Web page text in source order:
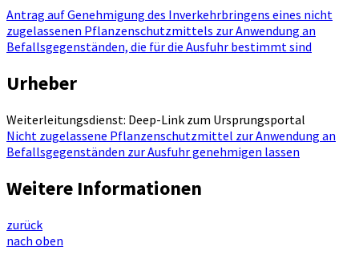
Antrag auf Genehmigung des Inverkehrbringens eines nicht
zugelassenen Pflanzenschutzmittels zur Anwendung an
Befallsgegenständen, die für die Ausfuhr bestimmt sind
Urheber
Weiterleitungsdienst: Deep-Link zum Ursprungsportal
Nicht zugelassene Pflanzenschutzmittel zur Anwendung an
Befallsgegenständen zur Ausfuhr genehmigen lassen
Weitere Informationen
zurück
nach oben